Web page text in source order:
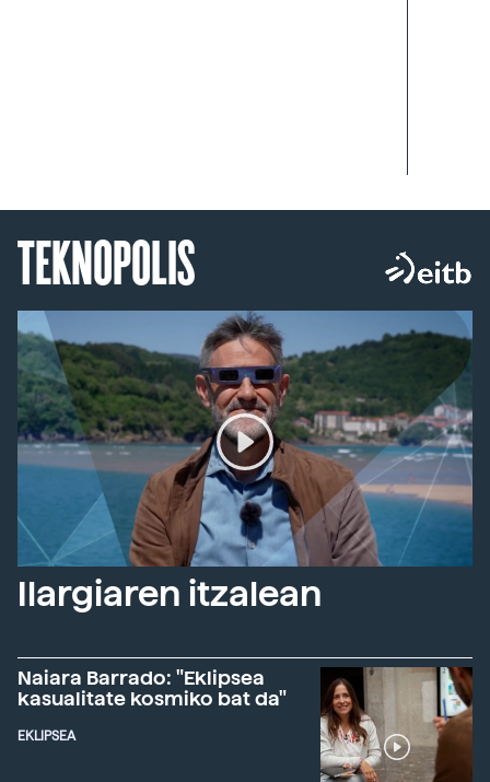
TEKNOPOLIS
Ilargiaren itzalean
Naiara Barrado: "Eklipsea
kasualitate kosmiko bat da"
EKLIPSEA